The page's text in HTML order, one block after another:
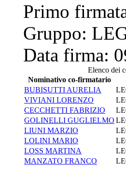
Primo
Gruppo:
Data firma:
Elenco dei
Nominativo co-firmatario
BUBISUTTI AURELIA
VIVIANI LORENZO
CECCHETTI FABRIZIO
GOLINELLI GUGLIELMO
LIUNI MARZIO
LOLINI MARIO
LOSS MARTINA
MANZATO FRANCO